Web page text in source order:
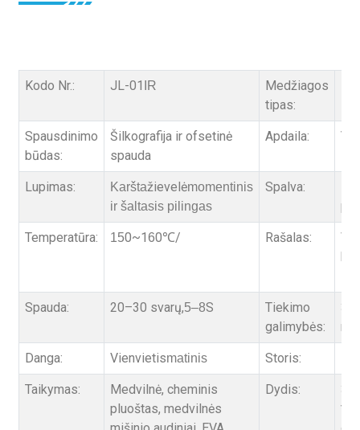
Kodo Nr.: JL-01 IR
Medžiagos
tipas:
Spausdinimo
būdas:
Šilkografija ir ofsetinė
spauda
Apdaila:
Lupimas: Karštažievelėmomentinis
ir šaltasis pilingas
Spalva:
Temperatūra: 150~1 60℃/ Rašalas:
Spauda: 20–30 svarų,5–8S
Tiekimo
galimybės:
3
Danga: Vienvietismatinis Storis:
Taikymas:
Medvilnė, cheminis
pluoštas, medvilnės
Dydis:
39
*